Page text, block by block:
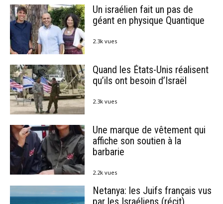
Un israélien fait un pas de
géant en physique Quantique
2.3k vues
Quand les États-Unis réalisent
qu’ils ont besoin d’Israël
2.3k vues
Une marque de vêtement qui
affiche son soutien à la
barbarie
2.2k vues
Netanya: les Juifs français vus
par les Israéliens (récit)